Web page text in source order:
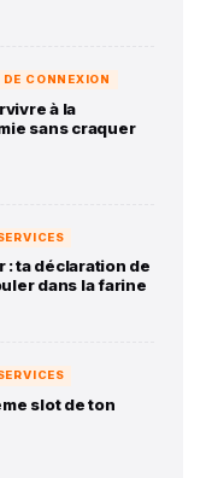
CONNEXION
à la
sans craquer
ta déclaration de
dans la farine
slot de ton